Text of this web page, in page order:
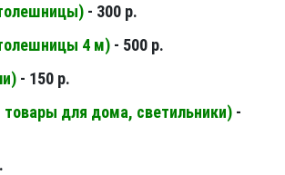
) - 300 р.
4 м) - 500 р.
) - 150 р.
для дома, светильники) -